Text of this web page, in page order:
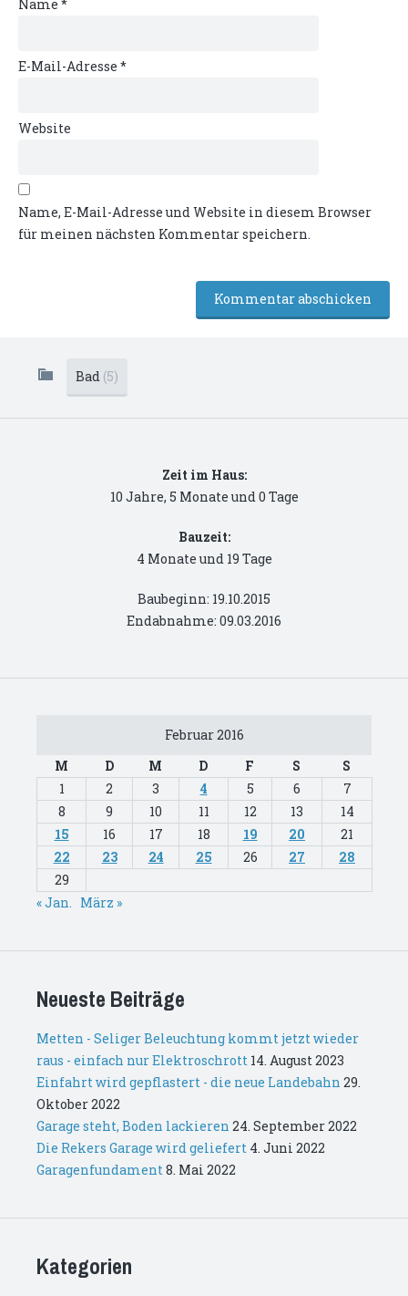
Name *
E-Mail-Adresse *
Website
Name, E-Mail-Adresse und Website in diesem Browser
für meinen nächsten Kommentar speichern.
Bad (5)
Zeit im Haus:
10 Jahre, 5 Monate und 0 Tage
Bauzeit:
4 Monate und 19 Tage
Baubeginn: 19.10.2015
Endabnahme: 09.03.2016
Februar 2016
M
D M D F S
S
1
2 3 4 5 6
7
8
9 10 11 12 13
14
15
16 17 18 19 20
21
22
23 24 25 26 27
28
29
« Jan. März »
Neueste Beiträge
Metten - Seliger Beleuchtung kommt jetzt wieder
raus - einfach nur Elektroschrott 14. August 2023
Einfahrt wird gepflastert - die neue Landebahn 29.
Oktober 2022
Garage steht, Boden lackieren 24. September 2022
Die Rekers Garage wird geliefert 4. Juni 2022
Garagenfundament8. Mai 2022
Kategorien